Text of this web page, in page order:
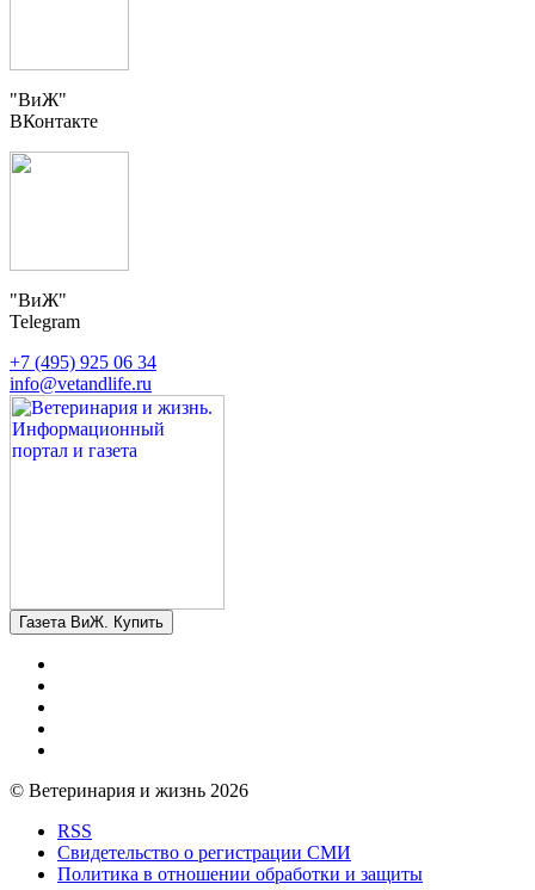
"ВиЖ"
ВКонтакте
"ВиЖ"
Telegram
+7 (495) 925 06 34
info@vetandlife.ru
Газета ВиЖ. Купить
© Ветеринария и жизнь 2026
RSS
Свидетельство о регистрации СМИ
Политика в отношении обработки и защиты